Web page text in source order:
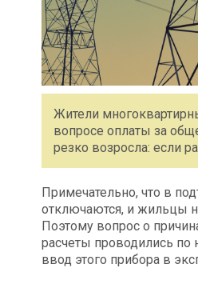
Жители
вопросе оплаты за
резко возросла: если
Примечательно, что в
отключаются, и жильцы
Поэтому вопрос о
расчеты проводились по
ввод этого прибора в